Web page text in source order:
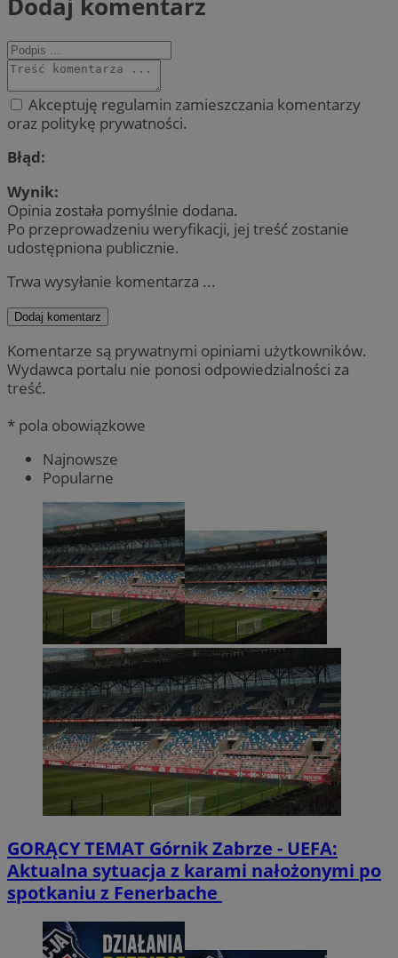
Akceptuję regulamin zamieszczania komentarzy
oraz politykę prywatności.
Błąd:
Wynik:
Opinia została pomyślnie dodana.
Po przeprowadzeniu weryfikacji, jej treść zostanie
udostępniona publicznie.
Trwa wysyłanie komentarza ...
Dodaj komentarz
Komentarze są prywatnymi opiniami użytkowników.
Wydawca portalu nie ponosi odpowiedzialności za
treść.
* pola obowiązkowe
Najnowsze
Popularne
GORĄCY TEMAT Górnik Zabrze - UEFA:
Aktualna sytuacja z karami nałożonymi po
spotkaniu z Fenerbache